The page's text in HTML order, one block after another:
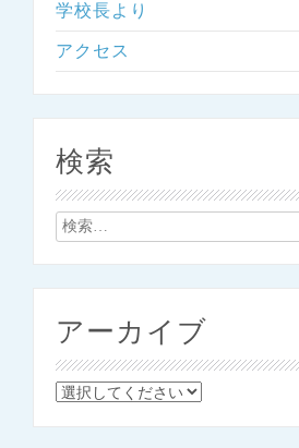
学校長より
アクセス
検索
検
索:
アーカイブ